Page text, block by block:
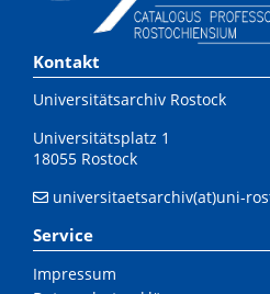
Kontakt
Universitätsarchiv Rostock
Universitätsplatz 1
18055 Rostock
universitaetsarchiv(at)uni-
Service
Impressum